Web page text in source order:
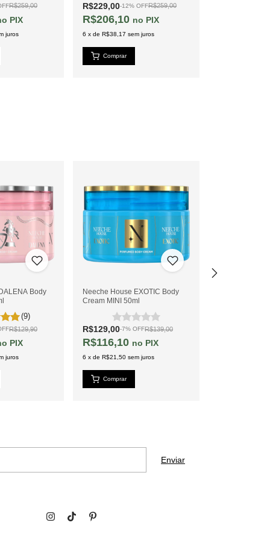
R$259,00
PIX
juros
R$229,00-12% OFFR$259,00
R$206,10 PIX
6 x de R$38,17 sem juros
Body
(9)
R$129,90
PIX
juros
Neeche House EXOTIC Body
Cream MINI 50ml
R$129,00-7% OFFR$139,00
R$116,10 PIX
6 x de R$21,50 sem juros